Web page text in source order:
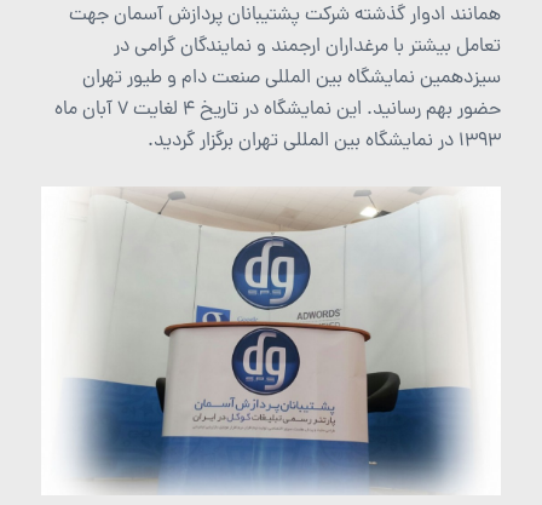
همانند ادوار گذشته شرکت پشتیبانان پردازش آسمان جهت
تعامل بیشتر با مرغداران ارجمند و نمایندگان گرامی در
سیزدهمین نمایشگاه بین المللی صنعت دام و طیور تهران
حضور بهم رسانید. این نمایشگاه در تاریخ 4 لغایت 7 آبان ماه
1393 در نمایشگاه بین المللی تهران برگزار گردید.